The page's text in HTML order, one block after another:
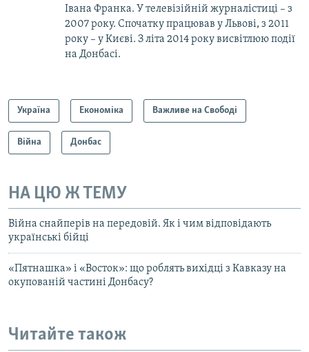
Івана Франка. У телевізійній журналістиці – з
2007 року. Спочатку працював у Львові, з 2011
року – у Києві. З літа 2014 року висвітлюю події
на Донбасі.
Україна Економіка Важливе на Свободі
Війна Донбас
НА ЦЮ Ж ТЕМУ
Війна снайперів на передовій. Як і чим відповідають
українські бійці
«Пятнашка» і «Восток»: що роблять вихідці з Кавказу на
окупованій частині Донбасу?
Читайте також